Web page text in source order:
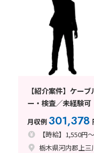
【紹介案件】ケー
ー・検査／未経験可
月収例 301,378
【時給】1,550円～
栃木県河内郡上三